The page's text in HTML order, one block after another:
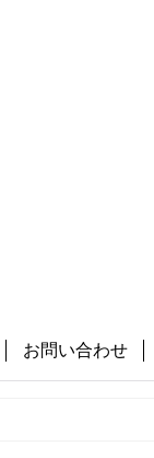
お問い合わせ